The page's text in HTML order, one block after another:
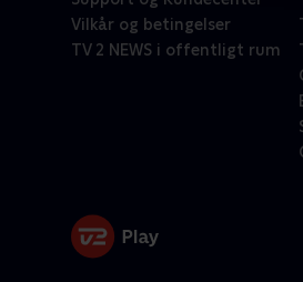
Vilkår og betingelser
TV 2 NEWS i offentligt rum